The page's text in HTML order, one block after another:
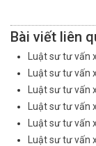
Bài viết liên
Luật sư tư vấn
Luật sư tư vấn
Luật sư tư vấn
Luật sư tư vấn
Luật sư tư vấn
Luật sư tư vấn